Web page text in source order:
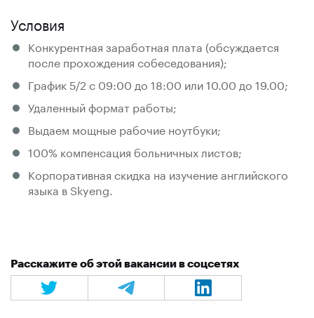
Условия
Конкурентная заработная плата (обсуждается
после прохождения собеседования);
График 5/2 c 09:00 до 18:00 или 10.00 до 19.00;
Удаленный формат работы;
Выдаем мощные рабочие ноутбуки;
100% компенсация больничных листов;
Корпоративная скидка на изучение английского
языка в Skyeng.
Расскажите об этой вакансии в соцсетях